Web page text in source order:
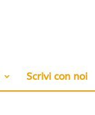
Scrivi con noi